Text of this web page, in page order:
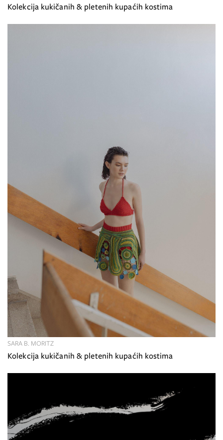
Kolekcija kukičanih & pletenih kupaćih kostima
Kolekcija kukičanih & pletenih kupaćih kostima
SARA B. MORITZ